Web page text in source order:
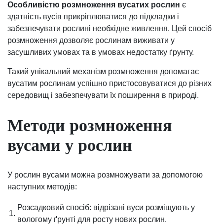
Особливістю розмноження вусатих рослин є
здатність вусів прикріплюватися до підкладки і
забезпечувати рослині необхідне живлення. Цей спосіб
розмноження дозволяє рослинам виживати у
засушливих умовах та в умовах недостатку ґрунту.
Такий унікальний механізм розмноження допомагає
вусатим рослинам успішно пристосовуватися до різних
середовищ і забезпечувати їх поширення в природі.
Методи розмноження
вусами у рослин
У рослин вусами можна розмножувати за допомогою
наступних методів:
1.
Розсадковий спосіб: відрізані вуси розміщують у
вологому ґрунті для росту нових рослин.